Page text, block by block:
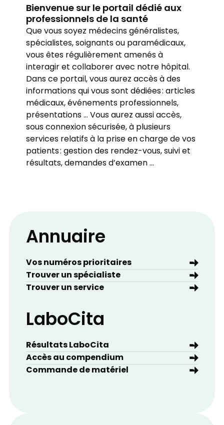
Bienvenue sur le portail dédié aux
professionnels de la santé
Que vous soyez médecins généralistes,
spécialistes, soignants ou paramédicaux,
vous êtes régulièrement amenés à
interagir et collaborer avec notre hôpital.
Dans ce portail, vous aurez accès à des
informations qui vous sont dédiées : articles
médicaux, événements professionnels,
présentations … Vous aurez aussi accès,
sous connexion sécurisée, à plusieurs
services relatifs à la prise en charge de vos
patients : gestion des rendez-vous, suivi et
résultats, demandes d’examen …
Annuaire
Vos numéros prioritaires
Trouver un spécialiste
Trouver un service
LaboCita
Résultats LaboCita
Accès au compendium
Commande de matériel